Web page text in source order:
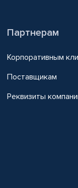
Партнерам
Корпоративным
Поставщикам
Реквизиты